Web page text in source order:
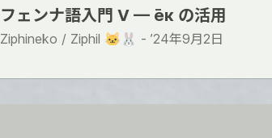
フェンナ語入門 V — е̄к の活用
Ziphineko / Ziphil 🐱🐰 - ’24年9月2日